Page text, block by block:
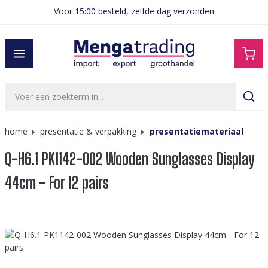
Voor 15:00 besteld, zelfde dag verzonden
home presentatie & verpakking presentatiemateriaal
Q-H6.1 PK1142-002 Wooden Sunglasses Display
44cm - For 12 pairs
Afbeeldingengalerij overslaan